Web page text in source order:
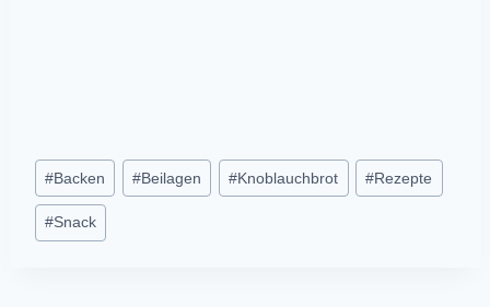
Post
Tags:
#Backen #Beilagen #Knoblauchbrot #Rezepte
#Snack